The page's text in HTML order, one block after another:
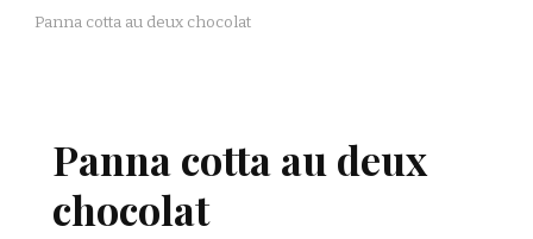
Panna cotta au deux chocolat
Panna cotta au deux
chocolat